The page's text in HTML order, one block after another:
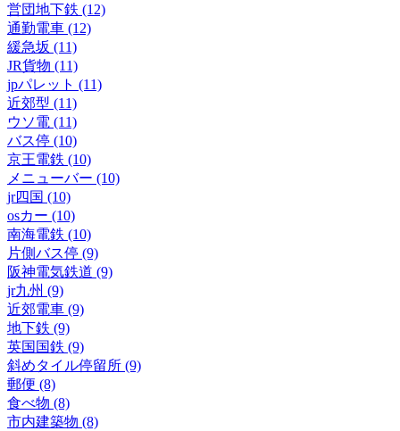
営団地下鉄 (12)
通勤電車 (12)
緩急坂 (11)
JR貨物 (11)
jpパレット (11)
近郊型 (11)
ウソ電 (11)
バス停 (10)
京王電鉄 (10)
メニューバー (10)
jr四国 (10)
osカー (10)
南海電鉄 (10)
片側バス停 (9)
阪神電気鉄道 (9)
jr九州 (9)
近郊電車 (9)
地下鉄 (9)
英国国鉄 (9)
斜めタイル停留所 (9)
郵便 (8)
食べ物 (8)
市内建築物 (8)